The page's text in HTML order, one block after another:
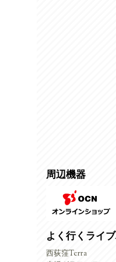
周辺機器
よく行くライ
西荻窪Terra